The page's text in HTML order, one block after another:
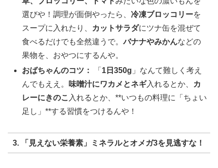
選びや！調理が面倒やったら、冷凍ブロッコリーを
スープに入れたり、
カットサラダにツナ缶を混ぜて
食べるだけでも全然違うで。バナナやみかんなどの
果物を、おやつにするんや。
おばちゃんのコツ：
「 1日350g 」なんて難しく考え
んでもええ。
味噌汁にワカメとネギ入れるとか、
カ
レーにきのこ 入れるとか、**いつもの料理に「ちょい
足し」**する習慣をつけるんや！
3. 「見えない栄養素」ミネラルとオメガ3を見逃すな！